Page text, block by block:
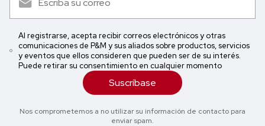
Al registrarse, acepta recibir correos electrónicos y otras
comunicaciones de P&M y sus aliados sobre productos, servicios
y eventos que ellos consideren que pueden ser de su interés.
Puede retirar su consentimiento en cualquier momento
Suscríbase
Nos comprometemos a no utilizar su información de contacto para
enviar spam.